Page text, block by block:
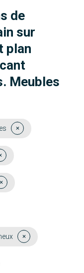
de
sur
plan
Meubles